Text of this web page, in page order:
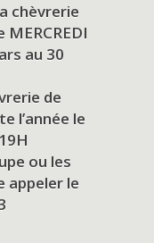
chèvrerie
au 30
de
l’année le
ou les
appeler le